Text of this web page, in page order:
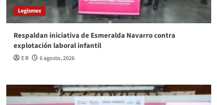
Legismex
Respaldan iniciativa de Esmeralda Navarro contra
explotación laboral infantil
E R 6 agosto, 2026